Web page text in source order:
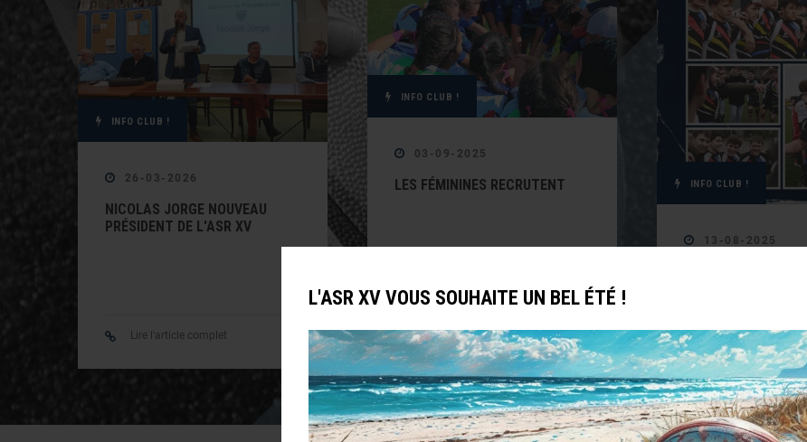
L'ASR XV VOUS SOUHAITE UN BEL ÉTÉ !
INFO CLUB !
26-03-2026
NICOLAS JORGE NOUVEAU
PRÉSIDENT DE L'ASR XV
Lire l'article complet
INFO CLUB !
03-09-2025
LES FÉMININES RECRUTENT
Lire l'article complet
INFO CLUB !
13-08-2025
Lire l'article complet